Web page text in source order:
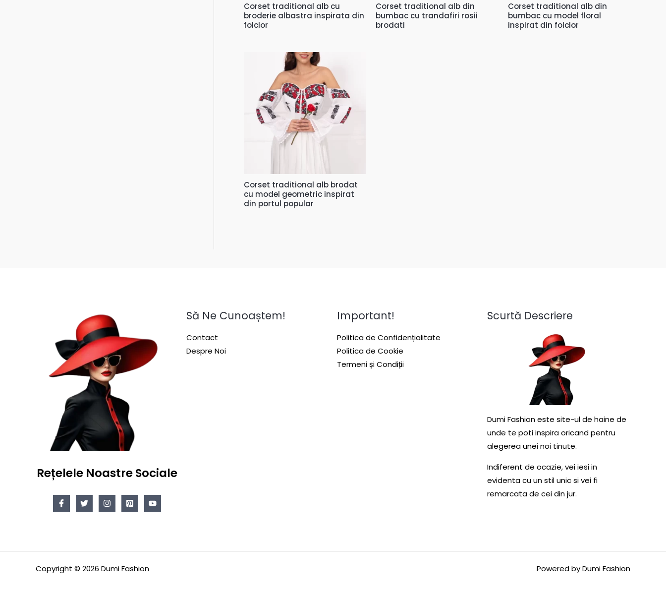
Corset traditional alb cu
broderie albastra inspirata din
folclor
Corset traditional alb din
bumbac cu trandafiri rosii
brodati
Corset traditional alb din
bumbac cu model floral
inspirat din folclor
Corset traditional alb brodat
cu model geometric inspirat
din portul popular
Rețelele Noastre Sociale
Să Ne Cunoaștem!
Contact
Despre Noi
Important!
Politica de Confidențialitate
Politica de Cookie
Termeni și Condiții
Scurtă Descriere
Dumi Fashion este site-ul de haine de
unde te poti inspira oricand pentru
alegerea unei noi tinute.
Indiferent de ocazie, vei iesi in
evidenta cu un stil unic si vei fi
remarcata de cei din jur.
Copyright © 2026 Dumi Fashion Powered by Dumi Fashion